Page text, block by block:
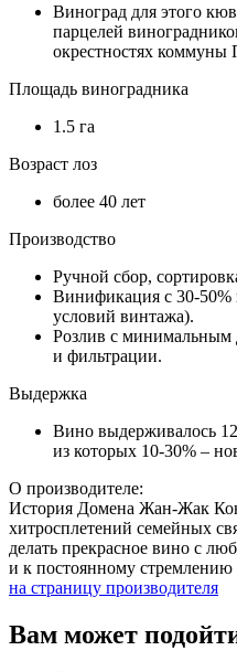
Виноград для этого
парцелей
окрестностях коммуны
Площадь виноградника
1.5 га
Возраст лоз
более 40 лет
Производство
Ручной сбор,
Винификация с 30-50%
условий винтажа).
Розлив с минимальным
и фильтрации.
Выдержка
Вино выдерживалось
из которых 10-30% –
О производителе:
История Домена Жан-Жак
хитросплетений семейных
делать прекрасное вино с
и к постоянному стремлению
на страницу производителя
Вам может